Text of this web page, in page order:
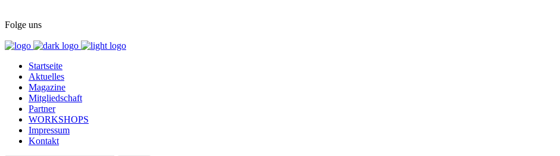
Folge uns
Startseite
Aktuelles
Magazine
Mitgliedschaft
Partner
WORKSHOPS
Impressum
Kontakt